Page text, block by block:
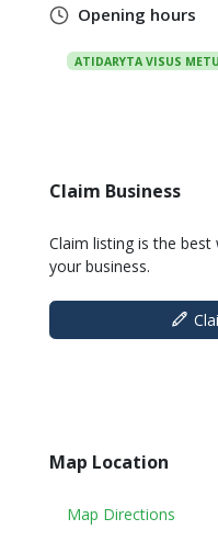
Opening hours
ATIDARYTA VISUS
Claim Business
Claim listing is the
your business.
Map Location
Map Directions